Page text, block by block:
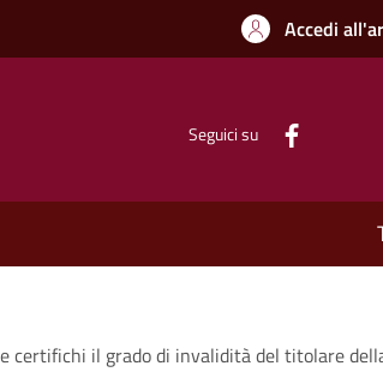
Accedi
Seguici su
certifichi il grado di invalidità del titolare